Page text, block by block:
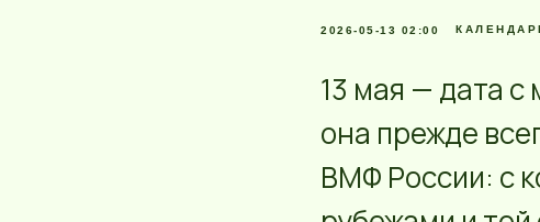
2026-05-13 02:00
13 мая — дата
она прежде
ВМФ России: с